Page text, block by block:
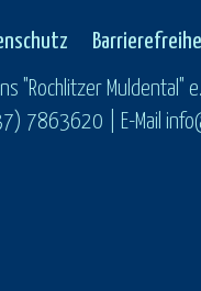
"Rochlitzer Muldental"
7863620 | E-Mail